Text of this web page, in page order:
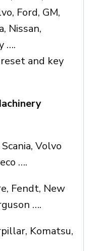
Ford, GM,
Nissan,
….
and key
Volvo
….
Fendt, New
….
Komatsu,